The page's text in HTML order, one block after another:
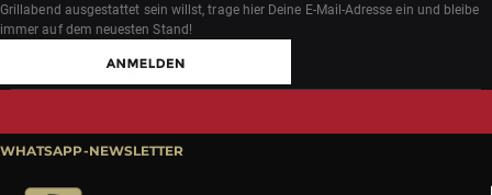
Grillabend ausgestattet sein willst, trage hier Deine E-Mail-Adresse ein und bleibe
immer auf dem neuesten Stand!
WHATSAPP-NEWSLETTER